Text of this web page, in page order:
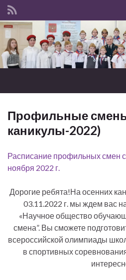
Search for:
Профильные
каникулы-2022)
Расписание профильных смен с
ноября 2022 г.
Дорогие ребята!На осенних
03.11.2022 г. мы ждем вас
«Научное общество
смена”. Вы сможете
всероссийской олимпиады
в спортивных